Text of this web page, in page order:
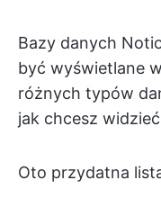
Bazy danych
być wyświetlane
różnych typów
jak chcesz
Oto przydatna